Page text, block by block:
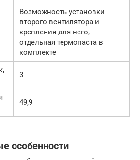
Возможность установки
второго вентилятора и
крепления для него,
отдельная термопаста в
комплекте
3
49,9
особенности